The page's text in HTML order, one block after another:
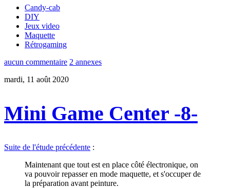
Candy-cab
DIY
Jeux video
Maquette
Rétrogaming
aucun commentaire 2 annexes
mardi, 11 août 2020
Mini Game Center -8-
Suite de l'étude précédente :
Maintenant que tout est en place côté électronique, on
va pouvoir repasser en mode maquette, et s'occuper de
la préparation avant peinture.